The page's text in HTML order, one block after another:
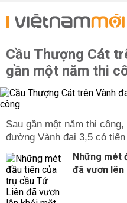
Cầu Thượng Cát
gần một năm thi
Sau gần một năm thi
đường Vành đai 3,5 có
Những mét
đã vươn lên